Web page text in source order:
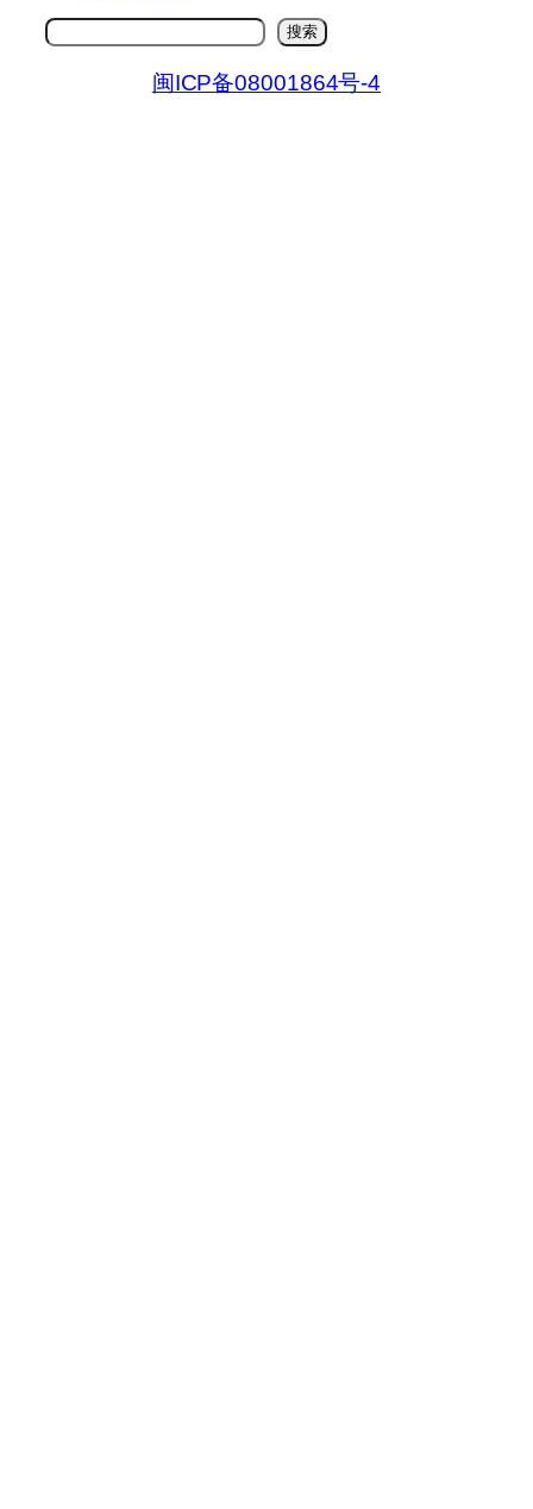
搜
搜索
闽ICP备08001864号-4